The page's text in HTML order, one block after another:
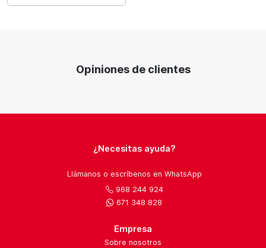
Opiniones de clientes
¿Necesitas ayuda?
Llámanos o escríbenos en WhatsApp
968 244 924
671 348 828
Empresa
Sobre nosotros